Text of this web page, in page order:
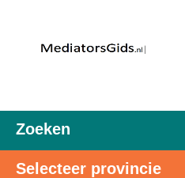
Zoeken
Selecteer provincie